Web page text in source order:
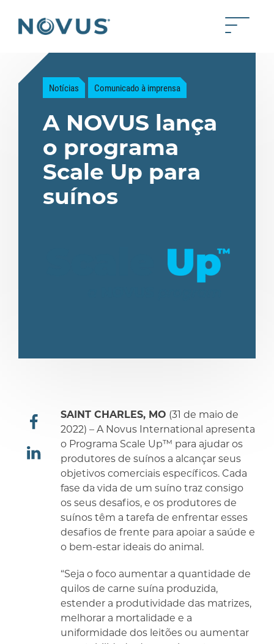
Back to home Toggle
Notícias Comunicado à imprensa
A NOVUS lança
o programa
Scale Up para
suínos
compartilhar
compartilhar
SAINT CHARLES, MO (31 de maio de
2022) – A Novus International apresenta
o Programa Scale Up™ para ajudar os
produtores de suínos a alcançar seus
objetivos comerciais específicos. Cada
fase da vida de um suíno traz consigo
os seus desafios, e os produtores de
suínos têm a tarefa de enfrentar esses
desafios de frente para apoiar a saúde e
o bem-estar ideais do animal.
“Seja o foco aumentar a quantidade de
quilos de carne suína produzida,
estender a produtividade das matrizes,
melhorar a mortalidade e a
uniformidade dos leitões ou aumentar